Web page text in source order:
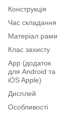
Конструкція
Час складання
Матеріал рами
Клас захисту
App (додаток
для Android та
iOS Apple)
Дисплей
Особливості